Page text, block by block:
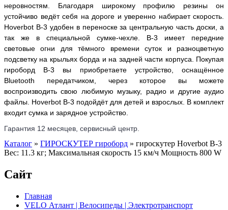
неровностям. Благодаря широкому профилю резины он
устойчиво ведёт себя на дороге и уверенно набирает скорость.
Hoverbot B-3 удобен в переноске за центральную часть доски, а
так же в специальной сумке-чехле. B-3 имеет передние
световые огни для тёмного времени суток и разноцветную
подсветку на крыльях борда и на задней части корпуса. Покупая
гироборд B-3 вы приобретаете устройство, оснащённое
Bluetooth передатчиком, через которое вы можете
воспроизводить свою любимую музыку, радио и другие аудио
файлы. Hoverbot B-3 подойдёт для детей и взрослых. В комплект
входит сумка и зарядное устройство.
Гарантия 12 месяцев, сервисный центр.
Каталог » ГИРОСКУТЕР гироборд » гироскутер Hoverbot B-3
Вес: 11.3 кг; Максимальная скорость 15 км/ч Мощность 800 W
Сайт
Главная
VELO Атлант | Велосипеды | Электротранспорт